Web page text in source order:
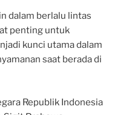
dalam berlalu lintas
penting untuk
kunci utama dalam
saat berada di
Republik Indonesia